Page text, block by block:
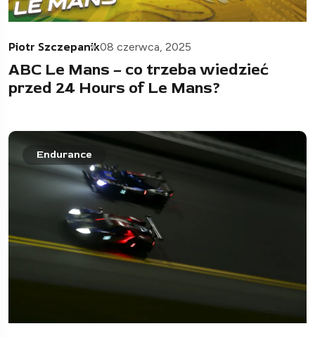
Piotr Szczepanik08 czerwca, 2025
ABC Le Mans – co trzeba wiedzieć
przed 24 Hours of Le Mans?
Endurance